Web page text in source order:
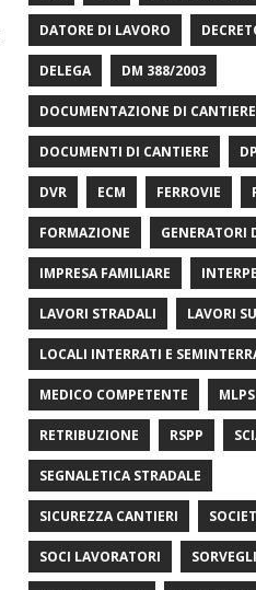
DATORE DI LAVORO
DELEGA DM 388/2003
DOCUMENTAZIONE DI CANTIERE
DOCUMENTI DI CANTIERE
DVR ECM FERROVIE
FORMAZIONE GENERATORI
IMPRESA FAMILIARE
LAVORI STRADALI LAVORI
LOCALI INTERRATI E
MEDICO COMPETENTE MLPS
RETRIBUZIONE RSPP
SEGNALETICA STRADALE
SICUREZZA CANTIERI
SOCI LAVORATORI